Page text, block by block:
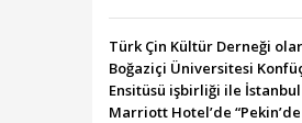
Türk Çin Kültür Derneği
Boğaziçi Üniversitesi
Ensitüsü işbirliği ile İstanbul
Marriott Hotel’de